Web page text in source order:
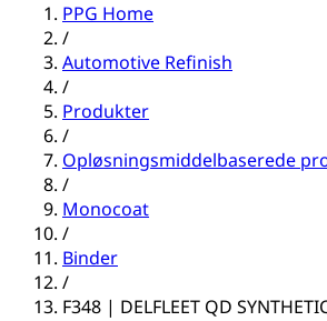
PPG Home
/
Automotive Refinish
/
Produkter
/
Opløsningsmiddelbaserede
/
Monocoat
/
Binder
/
F348 | DELFLEET QD